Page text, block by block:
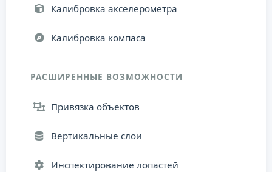
Калибровка акселерометра
Калибровка компаса
РАСШИРЕННЫЕ ВОЗМОЖНОСТИ
Привязка объектов
Вертикальные слои
Инспектирование лопастей